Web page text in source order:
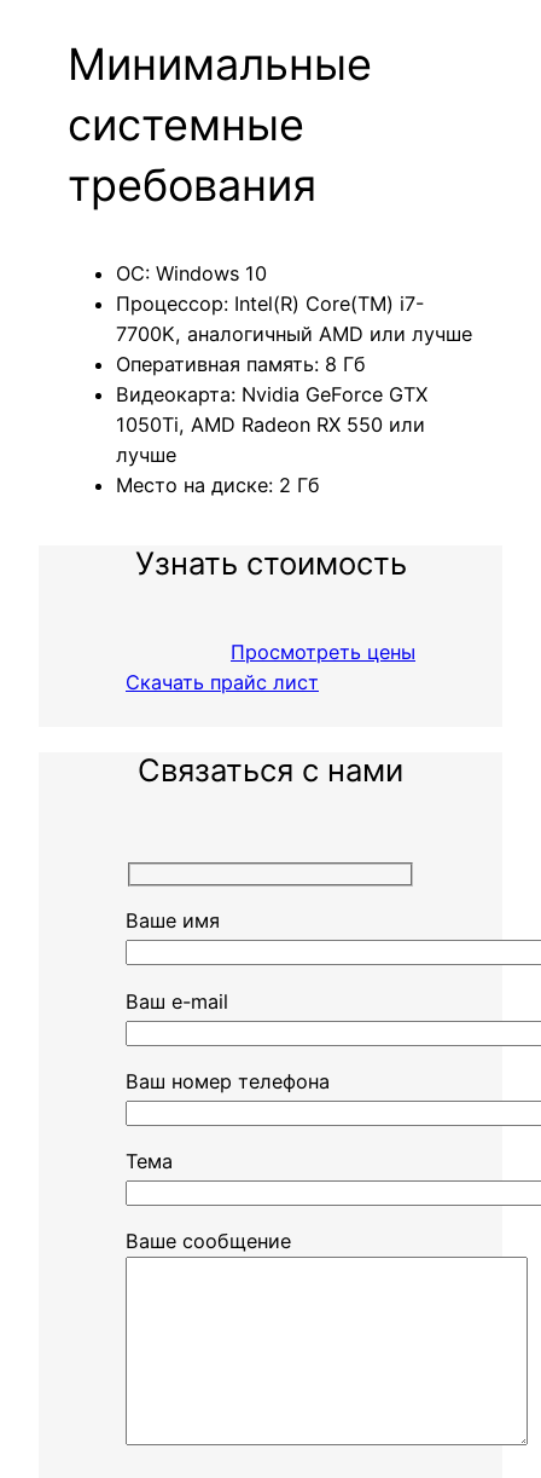
Минимальные
системные
требования
ОС: Windows 10
Процессор: Intel(R) Core(TM) i7-
7700K, аналогичный AMD или лучше
Оперативная память: 8 Гб
Видеокарта: Nvidia GeForce GTX
1050Ti, AMD Radeon RX 550 или
лучше
Место на диске: 2 Гб
Узнать стоимость
Просмотреть цены
Скачать прайс лист
Связаться с нами
Ваше имя
Ваш e-mail
Ваш номер телефона
Тема
Ваше сообщение